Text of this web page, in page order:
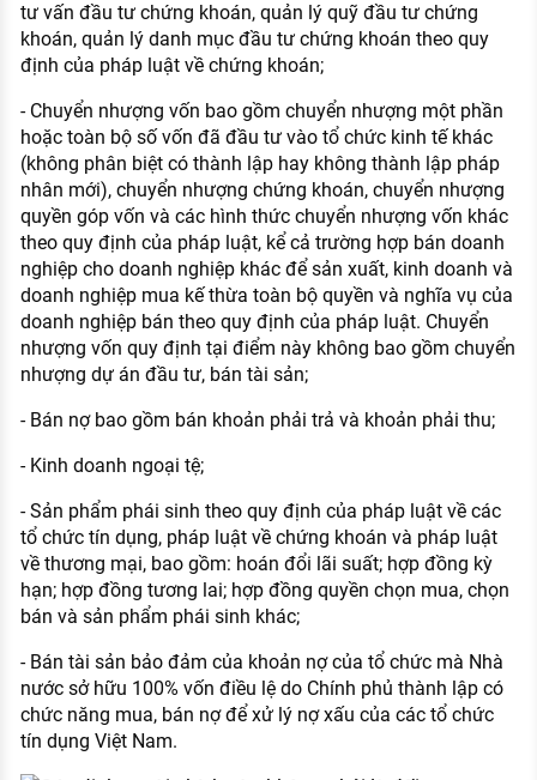
tư vấn đầu tư chứng khoán, quản lý quỹ đầu tư chứng
khoán, quản lý danh mục đầu tư chứng khoán theo quy
định của pháp luật về chứng khoán;
- Chuyển nhượng vốn bao gồm chuyển nhượng một phần
hoặc toàn bộ số vốn đã đầu tư vào tổ chức kinh tế khác
(không phân biệt có thành lập hay không thành lập pháp
nhân mới), chuyển nhượng chứng khoán, chuyển nhượng
quyền góp vốn và các hình thức chuyển nhượng vốn khác
theo quy định của pháp luật, kể cả trường hợp bán doanh
nghiệp cho doanh nghiệp khác để sản xuất, kinh doanh và
doanh nghiệp mua kế thừa toàn bộ quyền và nghĩa vụ của
doanh nghiệp bán theo quy định của pháp luật. Chuyển
nhượng vốn quy định tại điểm này không bao gồm chuyển
nhượng dự án đầu tư, bán tài sản;
- Bán nợ bao gồm bán khoản phải trả và khoản phải thu;
- Kinh doanh ngoại tệ;
- Sản phẩm phái sinh theo quy định của pháp luật về các
tổ chức tín dụng, pháp luật về chứng khoán và pháp luật
về thương mại, bao gồm: hoán đổi lãi suất; hợp đồng kỳ
hạn; hợp đồng tương lai; hợp đồng quyền chọn mua, chọn
bán và sản phẩm phái sinh khác;
- Bán tài sản bảo đảm của khoản nợ của tổ chức mà Nhà
nước sở hữu 100% vốn điều lệ do Chính phủ thành lập có
chức năng mua, bán nợ để xử lý nợ xấu của các tổ chức
tín dụng Việt Nam.